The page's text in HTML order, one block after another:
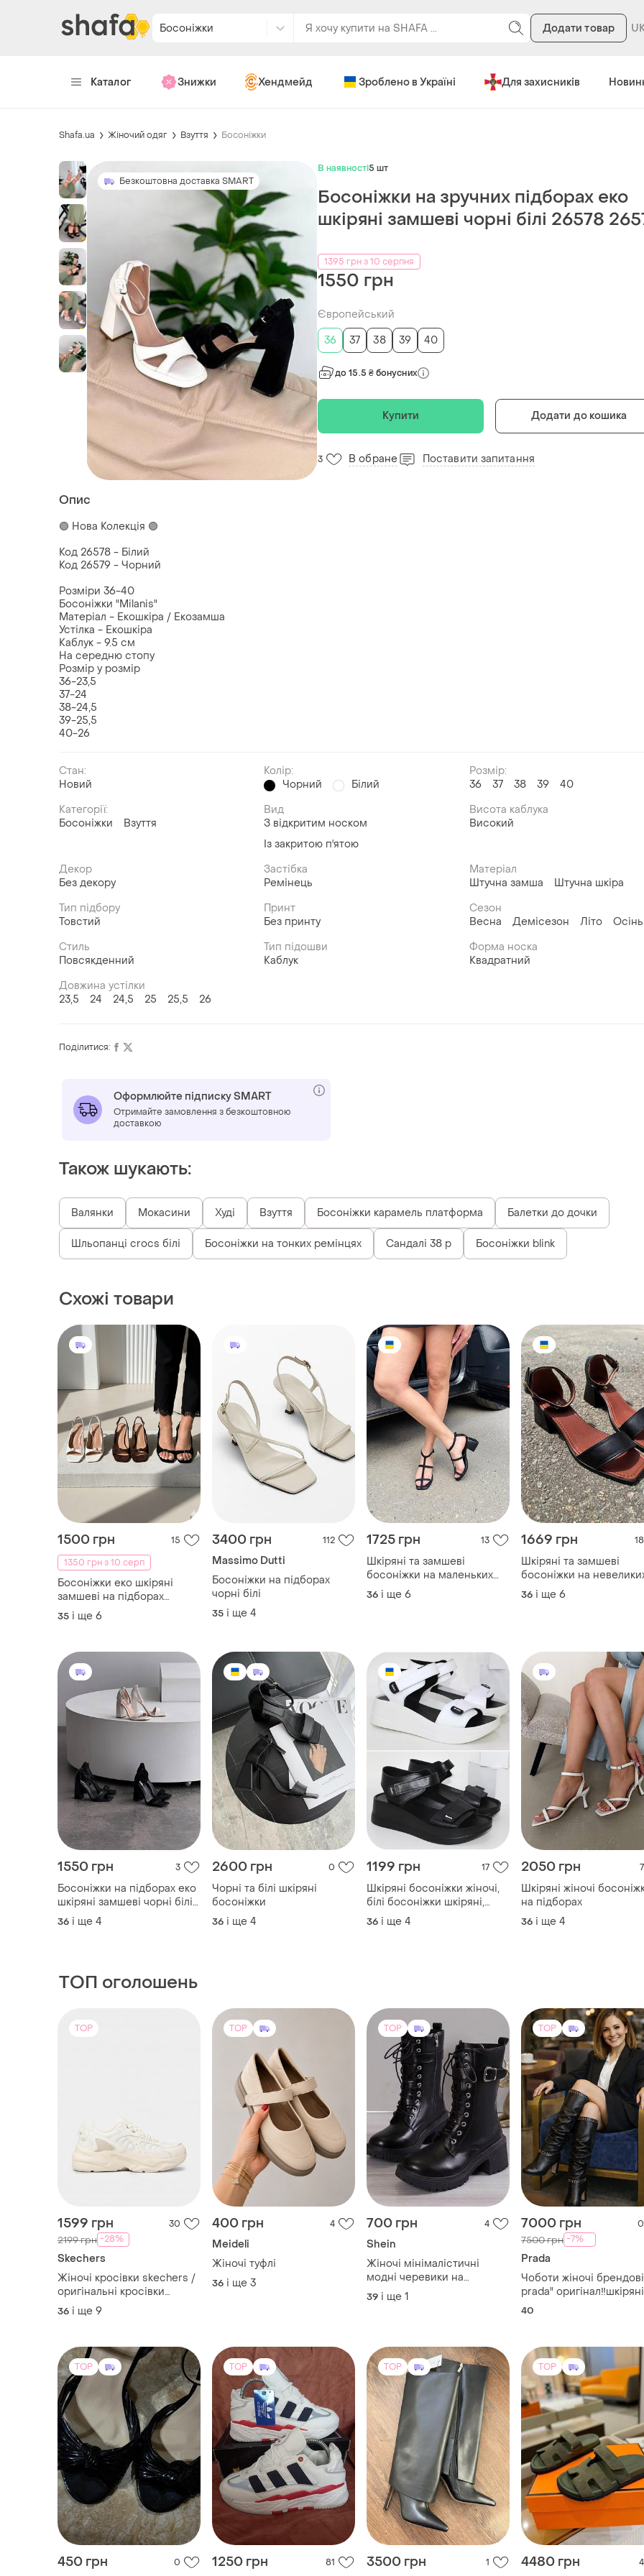
Босоніжки Додати товар
Каталог Знижки Хендмейд Зроблено в Україні Для захисників
Shafa.ua Жіночий одяг Взуття Босоніжки
Безкоштовна доставка SMART
В наявності5 шт
Босоніжки на зручних підборах еко
шкіряні замшеві чорні білі 26578
1395 грн з 10 серпня
1550 грн
Європейський
36
37 38 39 40
до 15.5 ₴ бонусних
Купити Додати до кошика
3 В обране Поставити запитання
Опис
🟣 Нова Колекція 🟣
Код 26578 - Білий
Код 26579 - Чорний
Розміри 36-40
Босоніжки "Milanis"
Матеріал - Екошкіра / Екозамша
Устілка - Екошкіра
Каблук - 9.5 см
На середню стопу
Розмір у розмір
36-23,5
37-24
38-24,5
39-25,5
40-26
Стан:
Новий
Колір:
Чорний
Білий
Розмір:
36
37 38 39
40
Категорії:
Босоніжки
Взуття
Вид
З відкритим носком
Із закритою п'ятою
Висота каблука
Високий
Декор
Без декору
Застібка
Ремінець
Матеріал
Штучна замша
Штучна шкіра
Тип підбору
Товстий
Принт
Без принту
Сезон
Весна
Демісезон Літо
Осінь
Стиль
Повсякденний
Тип підошви
Каблук
Форма носка
Квадратний
Довжина устілки
23,5
24 24,5 25 25,5 26
Поділитися:
Оформлюйте підписку SMART
Отримайте замовлення з безкоштовною
доставкою
Також шукають:
Валянки Мокасини Худі Взуття Босоніжки карамель платформа Балетки до дочки
Шльопанці crocs білі Босоніжки на тонких ремінцях Сандалі 38 р Босоніжки blink
Схожі товари
1500 грн
15
1350 грн з 10 серп
Босоніжки еко шкіряні
замшеві на підборах
шпильках чорні коричневі
шоколадні білі 1404 1405
35 і ще 6
3400 грн 112
Massimo Dutti
Босоніжки на підборах
чорні білі
35 і ще 4
1725 грн 13
Шкіряні та замшеві
босоніжки на маленьких
підборах
36 і ще 6
1669 грн 18
Шкіряні та замшеві
босоніжки на
підборах.
36 і ще 6
1550 грн 3
Босоніжки на підборах еко
шкіряні замшеві чорні білі
бежеві 481 482 483 484
36 і ще 4
2600 грн 0
Чорні та білі шкіряні
босоніжки
36 і ще 4
1199 грн 17
Шкіряні босоніжки жіночі,
білі босоніжки шкіряні,
зручні босоніжки жіночі,
кожаные босоножки
36 і ще 4
2050 грн 7
Шкіряні жіночі
на підборах
36 і ще 4
ТОП оголошень
TOP
1599 грн 30
2199 грн -28%
Skechers
Жіночі кросівки skechers /
оригінальні кросівки
скечерс
36 і ще 9
TOP
400 грн 4
Meideli
Жіночі туфлі
36 і ще 3
TOP
700 грн 4
Shein
Жіночі мінімалістичні
модні черевики на
масивному підборі від
бренду shein
39 і ще 1
TOP
7000 грн 0
7500 грн -7%
Prada
Чоботи жіночі брендові "
prada"
чорні, демісезонні.
40
TOP
450 грн 0
TOP
1250 грн 81
TOP
3500 грн 1
TOP
4480 грн 4